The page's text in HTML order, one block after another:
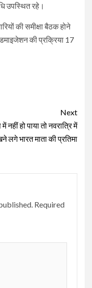
उपस्थित रहे।
की समीक्षा बैठक होने
की प्रक्रिया 17
Next
नहीं हो पाया तो नवरात्रि में
लगे भारत माता की प्रतिमा
Required